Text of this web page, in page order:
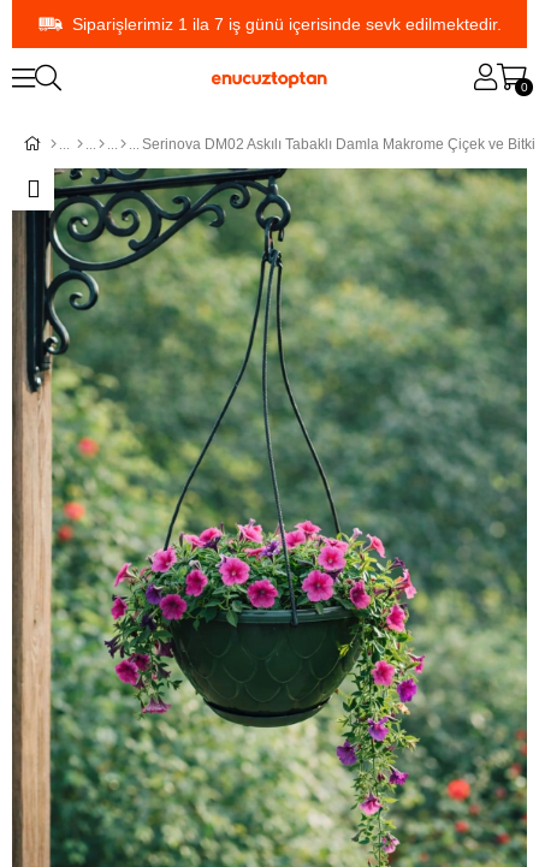
Siparişlerimiz 1 ila 7 iş günü içerisinde sevk edilmektedir.
0